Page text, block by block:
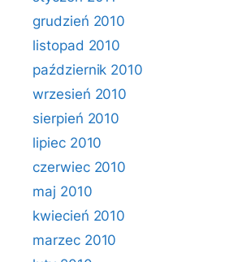
grudzień 2010
listopad 2010
październik 2010
wrzesień 2010
sierpień 2010
lipiec 2010
czerwiec 2010
maj 2010
kwiecień 2010
marzec 2010